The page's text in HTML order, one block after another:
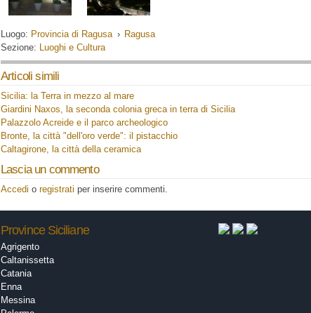
Luogo: Provincia di Ragusa › Ragusa
Sezione: Luoghi e Cultura
Articoli simili
Sicilia: la Terra in mezzo al mare
Giardini Naxos, la seconda colonia greca in terra di Sicilia
Palazzolo Acreide e il parco archeologico
Bronte, la città "dell'oro verde": il pistacchio
Caltagirone, la città della ceramica
Lascia un commento
Accedi o registrati per inserire commenti.
Province Siciliane
Agrigento
Caltanissetta
Catania
Enna
Messina